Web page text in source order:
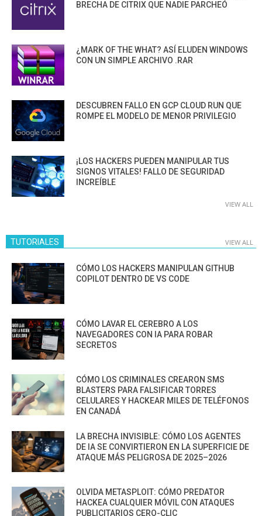
BRECHA DE CITRIX QUE NADIE PARCHEÓ
¿MARK OF THE WHAT? ASÍ ELUDEN WINDOWS
CON UN SIMPLE ARCHIVO .RAR
DESCUBREN FALLO EN GCP CLOUD RUN QUE
ROMPE EL MODELO DE MENOR PRIVILEGIO
¡LOS HACKERS PUEDEN MANIPULAR TUS
SIGNOS VITALES! FALLO DE SEGURIDAD
INCREÍBLE
VIEW ALL
TUTORIALES VIEW ALL
CÓMO LOS HACKERS MANIPULAN GITHUB
COPILOT DENTRO DE VS CODE
CÓMO LAVAR EL CEREBRO A LOS
NAVEGADORES CON IA PARA ROBAR
SECRETOS
CÓMO LOS CRIMINALES CREARON SMS
BLASTERS PARA FALSIFICAR TORRES
CELULARES Y HACKEAR MILES DE TELÉFONOS
EN CANADÁ
LA BRECHA INVISIBLE: CÓMO LOS AGENTES
DE IA SE CONVIRTIERON EN LA SUPERFICIE DE
ATAQUE MÁS PELIGROSA DE 2025–2026
OLVIDA METASPLOIT: CÓMO PREDATOR
HACKEA CUALQUIER MÓVIL CON ATAQUES
PUBLICITARIOS CERO-CLIC